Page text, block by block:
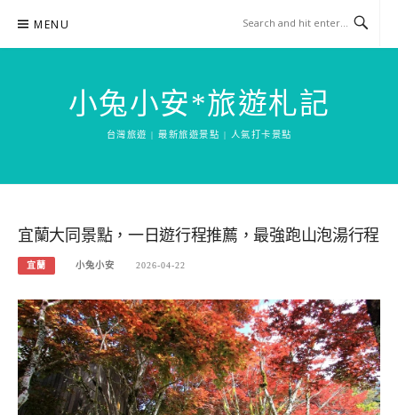
content
MENU
小兔小安*旅遊札記
台灣旅遊 | 最新旅遊景點 | 人氣打卡景點
宜蘭大同景點，一日遊行程推薦，最強跑山泡湯行程
宜蘭 小兔小安 2026-04-22